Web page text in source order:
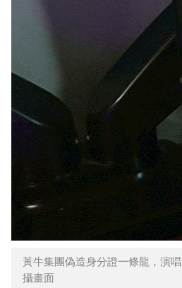
黃牛集團偽造身分證一條龍，演
攝畫面